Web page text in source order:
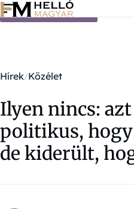
Ugrás a tartalomra
Hírek Közélet
Ilyen nincs:
politikus,
de kiderült,